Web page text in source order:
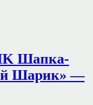
Шапка-
Шарик» —